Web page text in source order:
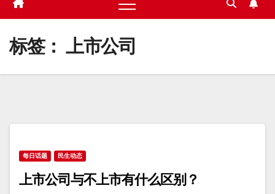
标签： 上市公司
每日话题 民生动态
上市公司与不上市有什么区别？